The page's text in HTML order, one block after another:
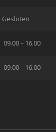
Gesloten
09.00 – 16.00
09.00 – 16.00